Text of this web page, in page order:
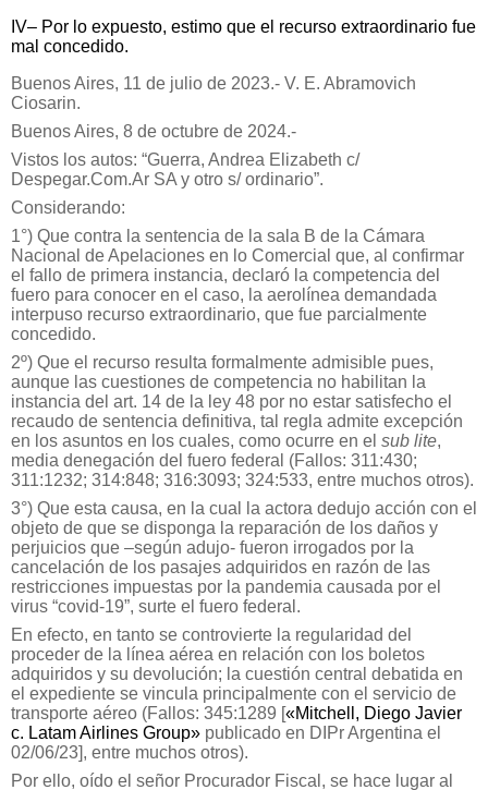
IV– Por lo expuesto, estimo que el recurso extraordinario fue
mal concedido.
Buenos Aires, 11 de julio de 2023.- V. E. Abramovich
Ciosarin.
Buenos Aires, 8 de octubre de 2024.-
Vistos los autos: “Guerra, Andrea Elizabeth c/
Despegar.Com.Ar SA y otro s/ ordinario”.
Considerando:
1°) Que contra la sentencia de la sala B de la Cámara
Nacional de Apelaciones en lo Comercial que, al confirmar
el fallo de primera instancia, declaró la competencia del
fuero para conocer en el caso, la aerolínea demandada
interpuso recurso extraordinario, que fue parcialmente
concedido.
2º) Que el recurso resulta formalmente admisible pues,
aunque las cuestiones de competencia no habilitan la
instancia del art. 14 de la ley 48 por no estar satisfecho el
recaudo de sentencia definitiva, tal regla admite excepción
en los asuntos en los cuales, como ocurre en el sub lite,
media denegación del fuero federal (Fallos: 311:430;
311:1232; 314:848; 316:3093; 324:533, entre muchos otros).
3°) Que esta causa, en la cual la actora dedujo acción con el
objeto de que se disponga la reparación de los daños y
perjuicios que –según adujo- fueron irrogados por la
cancelación de los pasajes adquiridos en razón de las
restricciones impuestas por la pandemia causada por el
virus “covid-19”, surte el fuero federal.
En efecto, en tanto se controvierte la regularidad del
proceder de la línea aérea en relación con los boletos
adquiridos y su devolución; la cuestión central debatida en
el expediente se vincula principalmente con el servicio de
transporte aéreo (Fallos: 345:1289 [«Mitchell, Diego Javier
c. Latam Airlines Group» publicado en DIPr Argentina el
02/06/23], entre muchos otros).
Por ello, oído el señor Procurador Fiscal, se hace lugar al